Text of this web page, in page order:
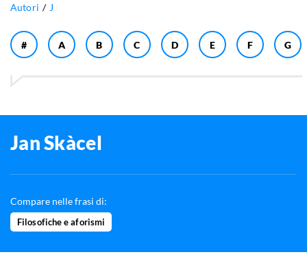
Autori J
# A B C D E F G
Jan Skàcel
Compare nelle frasi di:
Filosofiche e aforismi